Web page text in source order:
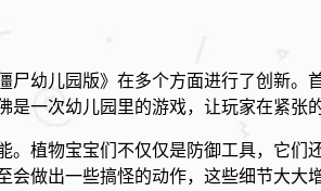
尸幼儿园版》在多个方面进行了创新
一次幼儿园里的游戏，让玩家在紧张
。植物宝宝们不仅仅是防御工具，它
做出一些搞怪的动作，这些细节大大